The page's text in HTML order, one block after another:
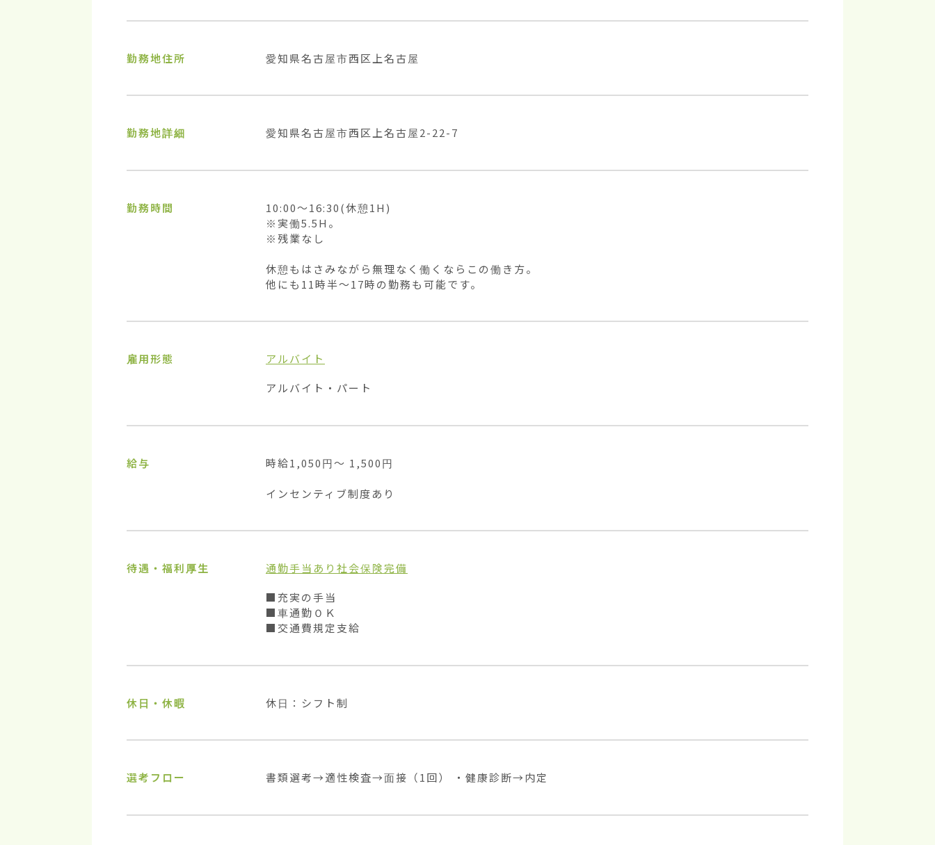
勤務地住所 愛知県名古屋市西区上名古屋
勤務地詳細 愛知県名古屋市西区上名古屋2-22-7
勤務時間
10:00〜16:30(休憩1H)
※実働5.5H。
※残業なし
休憩もはさみながら無理なく働くならこの働き方。
他にも11時半〜17時の勤務も可能です。
雇用形態
アルバイト
アルバイト・パート
給与 時給1,050円〜 1,500円
インセンティブ制度あり
待遇・福利厚生 通勤手当あり 社会保険完備
■充実の手当
■車通勤ＯＫ
■交通費規定支給
休日・休暇 休日：シフト制
選考フロー 書類選考→適性検査→面接（1回） ・健康診断→内定